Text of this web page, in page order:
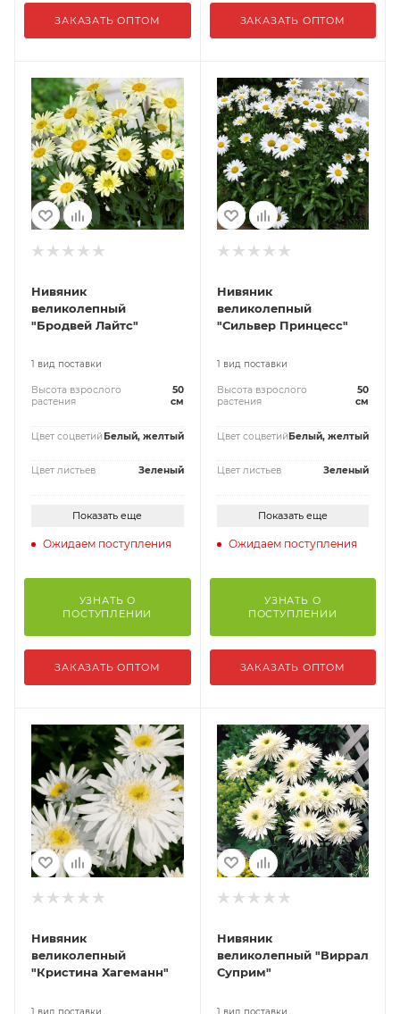
ЗАКАЗАТЬ ОПТОМ ЗАКАЗАТЬ ОПТОМ
Нивяник
великолепный
"Бродвей Лайтс"
1 вид поставки
Высота взрослого
растения
50
см
Цвет соцветий Белый, желтый
Цвет листьев Зеленый
Показать еще
Ожидаем поступления
УЗНАТЬ О
ПОСТУПЛЕНИИ
ЗАКАЗАТЬ ОПТОМ
Нивяник
великолепный
"Сильвер Принцесс"
1 вид поставки
Высота взрослого
растения
50
см
Цвет соцветийБелый, желтый
Цвет листьев Зеленый
Показать еще
Ожидаем поступления
УЗНАТЬ О
ПОСТУПЛЕНИИ
ЗАКАЗАТЬ ОПТОМ
Нивяник
великолепный
"Кристина Хагеманн"
1 вид поставки
Нивяник
великолепный "Виррал
Суприм"
1 вид поставки